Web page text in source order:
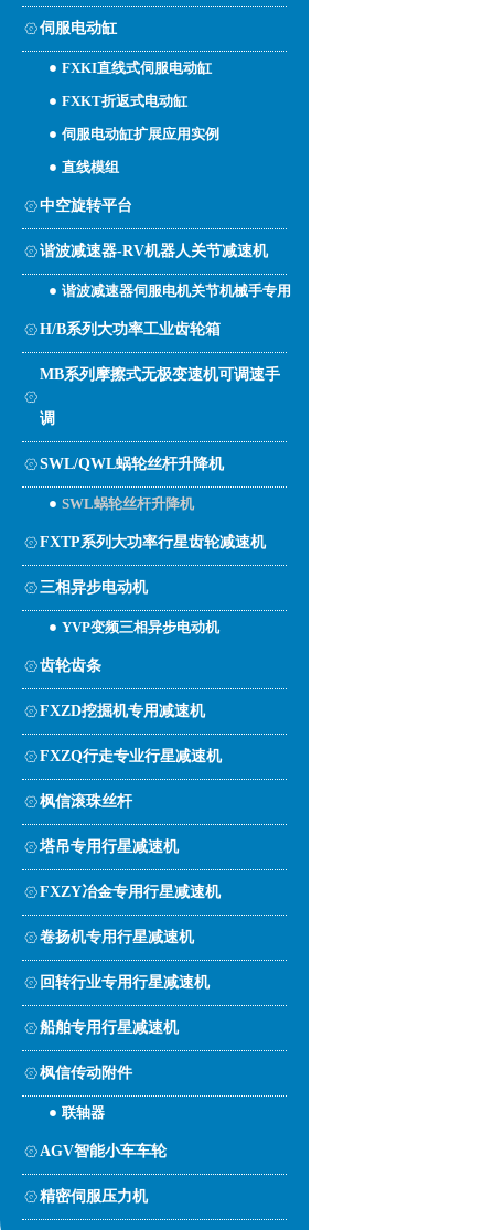
伺服电动缸
FXKI直线式伺服电动缸
FXKT折返式电动缸
伺服电动缸扩展应用实例
直线模组
中空旋转平台
谐波减速器-RV机器人关节减速机
谐波减速器伺服电机关节机械手专用
H/B系列大功率工业齿轮箱
MB系列摩擦式无极变速机可调速手
调
SWL/QWL蜗轮丝杆升降机
SWL蜗轮丝杆升降机
FXTP系列大功率行星齿轮减速机
三相异步电动机
YVP变频三相异步电动机
齿轮齿条
FXZD挖掘机专用减速机
FXZQ行走专业行星减速机
枫信滚珠丝杆
塔吊专用行星减速机
FXZY冶金专用行星减速机
卷扬机专用行星减速机
回转行业专用行星减速机
船舶专用行星减速机
枫信传动附件
联轴器
AGV智能小车车轮
精密伺服压力机